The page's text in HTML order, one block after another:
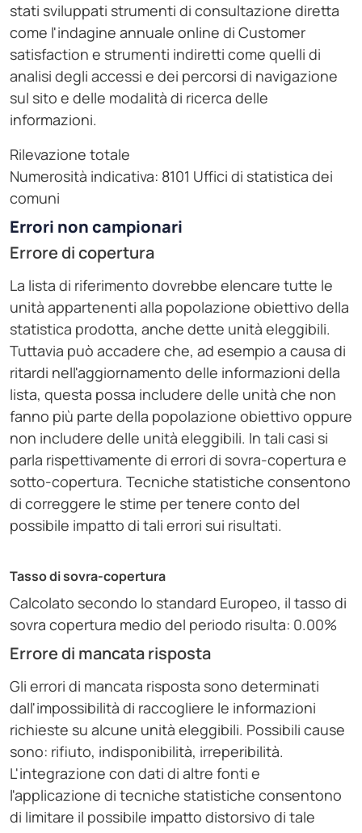
stati sviluppati strumenti di consultazione diretta
come l'indagine annuale online di Customer
satisfaction e strumenti indiretti come quelli di
analisi degli accessi e dei percorsi di navigazione
sul sito e delle modalità di ricerca delle
informazioni.
Rilevazione totale
Numerosità indicativa: 8101 Uffici di statistica dei
comuni
Errori non campionari
Errore di copertura
La lista di riferimento dovrebbe elencare tutte le
unità appartenenti alla popolazione obiettivo della
statistica prodotta, anche dette unità eleggibili.
Tuttavia può accadere che, ad esempio a causa di
ritardi nell'aggiornamento delle informazioni della
lista, questa possa includere delle unità che non
fanno più parte della popolazione obiettivo oppure
non includere delle unità eleggibili. In tali casi si
parla rispettivamente di errori di sovra-copertura e
sotto-copertura. Tecniche statistiche consentono
di correggere le stime per tenere conto del
possibile impatto di tali errori sui risultati.
Tasso di sovra-copertura
Calcolato secondo lo standard Europeo, il tasso di
sovra copertura medio del periodo risulta: 0.00%
Errore di mancata risposta
Gli errori di mancata risposta sono determinati
dall'impossibilità di raccogliere le informazioni
richieste su alcune unità eleggibili. Possibili cause
sono: rifiuto, indisponibilità, irreperibilità.
L'integrazione con dati di altre fonti e
l'applicazione di tecniche statistiche consentono
di limitare il possibile impatto distorsivo di tale